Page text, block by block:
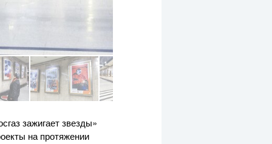
зажигает звезды»
на протяжении